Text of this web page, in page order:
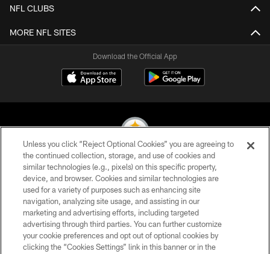
NFL CLUBS
MORE NFL SITES
Download the Official App
© 2026 Pittsburgh Steelers. All Rights Reserved
PRIVACY POLICY
TERMS OF USE
ACCESSIBILITY
CONTACT US
Unless you click “Reject Optional Cookies” you are agreeing to
the continued collection, storage, and use of cookies and
similar technologies (e.g., pixels) on this specific property,
device, and browser. Cookies and similar technologies are
used for a variety of purposes such as enhancing site
navigation, analyzing site usage, and assisting in our
marketing and advertising efforts, including targeted
advertising through third parties. You can further customize
your cookie preferences and opt out of optional cookies by
clicking the “Cookies Settings” link in this banner or in the